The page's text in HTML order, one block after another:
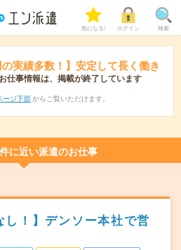
気になる! ログイン 検索
実績多数！】安定して長く働き
仕事情報は、掲載が終了しています
ージ下部 からご覧いただけます。
に近い派遣のお仕事
し！】デンソー本社で営